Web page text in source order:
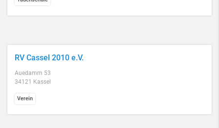
RV Cassel 2010 e.V.
Auedamm 53
34121 Kassel
Verein